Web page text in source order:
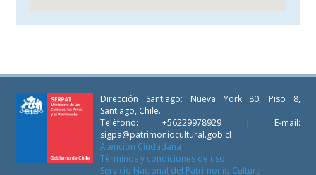
Dirección Santiago: Nueva York 80, Piso 8,
Santiago, Chile.
Teléfono: +56229978929 | E-mail:
sigpa@patrimoniocultural.gob.cl
Atención Ciudadana
Términos y condiciones de uso
Servicio Nacional del Patrimonio Cultural